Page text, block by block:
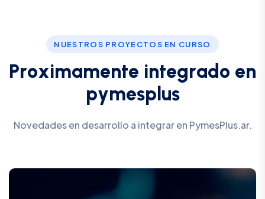
NUESTROS PROYECTOS EN CURSO
Proximamente integrado en
pymesp us
Novedades en desarrollo a integrar en PymesPlus.ar.